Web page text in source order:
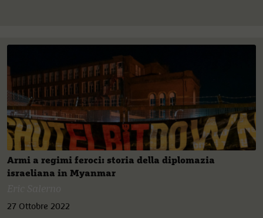
Armi a regimi feroci: storia della diplomazia
israeliana in Myanmar
27 Ottobre 2022